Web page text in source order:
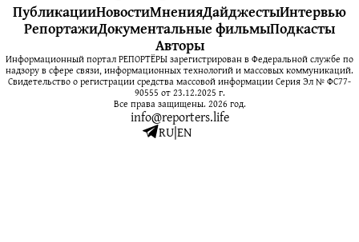
ПубликацииНовостиМненияДайджестыИнтервью
РепортажиДокументальные фильмыПодкасты
Авторы
Информационный портал РЕПОРТЁРЫ зарегистрирован в Федеральной службе по
надзору в сфере связи, информационных технологий и массовых коммуникаций.
Свидетельство о регистрации средства массовой информации Серия Эл № ФС77-
90555 от 23.12.2025 г.
Все права защищены. 2026 год.
info@reporters.life
RU|EN